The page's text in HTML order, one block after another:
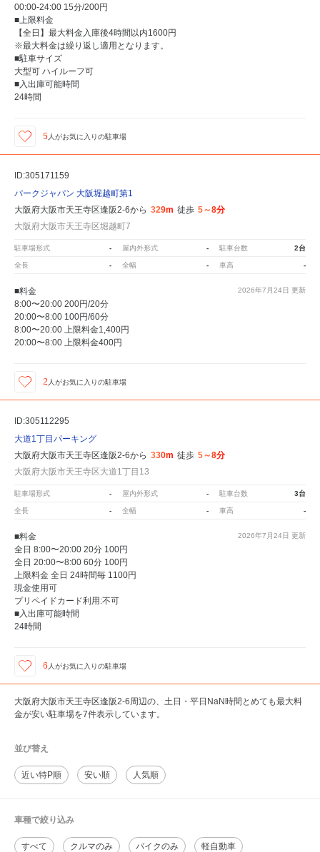
00:00-24:00 15分/200円
■上限料金
【全日】最大料金入庫後4時間以内1600円
※最大料金は繰り返し適用となります。
■駐車サイズ
大型可 ハイルーフ可
■入出庫可能時間
24時間
5 人がお気に入りの駐車場
ID:305171159
パークジャパン 大阪堀越町第1
大阪府大阪市天王寺区逢阪2-6から 329m 徒歩 5～8分
大阪府大阪市天王寺区堀越町7
駐車場形式 - 屋内外形式 - 駐車台数 2台
全長 - 全幅 - 車高 -
2026年7月24日 更新
■料金
8:00〜20:00 200円/20分
20:00〜8:00 100円/60分
8:00〜20:00 上限料金1,400円
20:00〜8:00 上限料金400円
2 人がお気に入りの駐車場
ID:305112295
大道1丁目パーキング
大阪府大阪市天王寺区逢阪2-6から 330m 徒歩 5～8分
大阪府大阪市天王寺区大道1丁目13
駐車場形式 - 屋内外形式 - 駐車台数 3台
全長 - 全幅 - 車高 -
2026年7月24日 更新
■料金
全日 8:00〜20:00 20分 100円
全日 20:00〜8:00 60分 100円
上限料金 全日 24時間毎 1100円
現金使用可
プリペイドカード利用:不可
■入出庫可能時間
24時間
6 人がお気に入りの駐車場
大阪府大阪市天王寺区逢阪2-6周辺の、土日・平日NaN時間とめても最大料
金が安い駐車場を7件表示しています。
並び替え
近い特P順 安い順 人気順
車種で絞り込み
すべて クルマのみ バイクのみ 軽自動車